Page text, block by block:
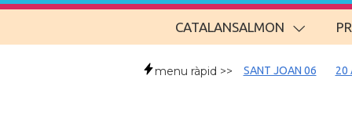
CATALANSALMON
menu ràpid >> SANT JOAN 06 20